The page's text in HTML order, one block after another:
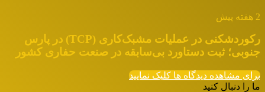
2 هفته پیش
رکوردشکنی در عملیات مشبک‌کاری (TCP) در پارس
جنوبی؛ ثبت دستاورد بی‌سابقه در صنعت حفاری کشور
برای مشاهده دیدگاه ها کلیک نمایید
ما را دنبال کنید